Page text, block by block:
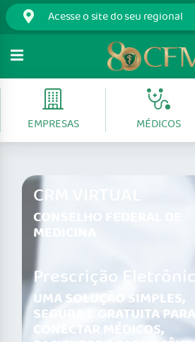
EMPRESAS MÉDICOS
CRM VIRTUAL
CONSELHO FEDERAL DE
MEDICINA
Prescrição
UMA SOLUÇÃO SIMPLES,
SEGURA E GRATUITA PARA
CONECTAR MÉDICOS,